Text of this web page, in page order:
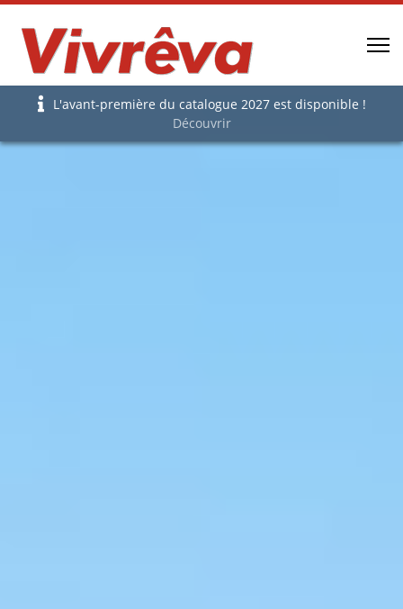
L'avant-première du catalogue 2027 est disponible !
Découvrir